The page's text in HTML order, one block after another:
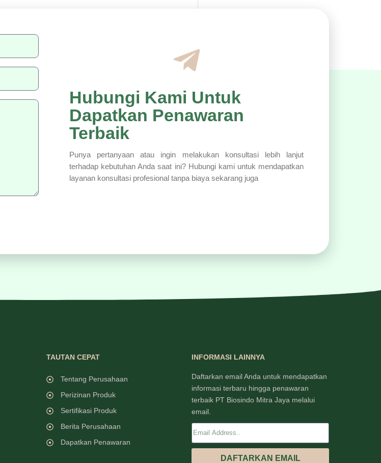
Hubungi Kami Untuk
Dapatkan Penawaran
Terbaik
Punya pertanyaan atau ingin melakukan konsultasi lebih lanjut
terhadap kebutuhan Anda saat ini? Hubungi kami untuk mendapatkan
layanan konsultasi profesional tanpa biaya sekarang juga
TAUTAN CEPAT
Tentang Perusahaan
Perizinan Produk
Sertifikasi Produk
Berita Perusahaan
Dapatkan Penawaran
INFORMASI LAINNYA
Daftarkan email Anda untuk mendapatkan
informasi terbaru hingga penawaran
terbaik PT Biosindo Mitra Jaya melalui
email.
DAFTARKAN EMAIL